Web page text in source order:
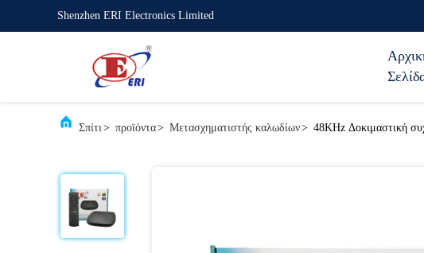
Shenzhen ERI Electronics Limited
Σπίτι> προϊόντα> Μετασχηματιστής καλωδίων> 48KHz Δοκιμαστική